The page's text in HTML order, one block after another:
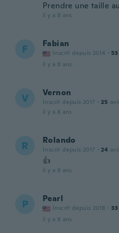
Prendre une taille
il y a 8 ans
F Fabian
Inscrit depuis 2014 · 53
il y a 8 ans
V Vernon
Inscrit depuis 2017 · 25
il y a 8 ans
R Rolando
Inscrit depuis 2017 · 24
👍
il y a 8 ans
P Pearl
Inscrit depuis 2018 · 33
il y a 8 ans